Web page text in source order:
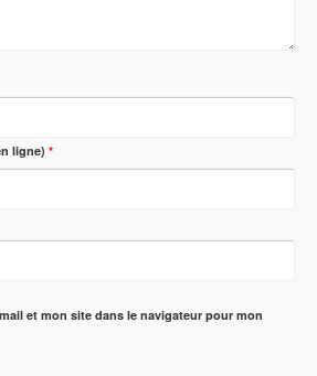
ligne) *
et mon site dans le navigateur pour mon